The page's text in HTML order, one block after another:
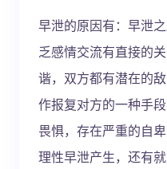
早泄的原因有：早泄
乏感情交流有直接的
谐，双方都有潜在的
作报复对方的一种手
畏惧，存在严重的自
理性早泄产生，还有